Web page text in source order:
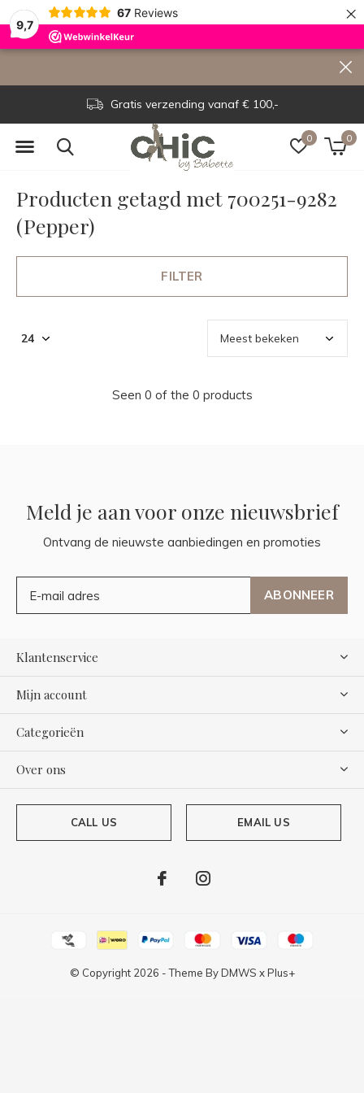
9,7
67 Reviews ×
0 0
Gratis verzending vanaf € 100,-
Producten getagd met 700251-9282
(Pepper)
FILTER
Seen 0 of the 0 products
Meld je aan voor onze nieuwsbrief
Ontvang de nieuwste aanbiedingen en promoties
ABONNEER
Klantenservice
Mijn account
Categorieën
Over ons
CALL US EMAIL US
© Copyright 2026 - Theme ByDMWS xPlus+